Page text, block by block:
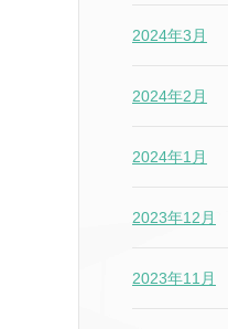
2024年3月
2024年2月
2024年1月
2023年12月
2023年11月